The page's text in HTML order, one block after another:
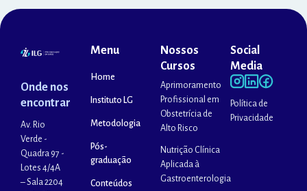
Onde nos
encontrar
Av. Rio
Verde -
Quadra 97 -
Lotes 4/4A
– Sala 2204
Menu
Home
Instituto LG
Metodologia
Pós-
graduação
Conteúdos
Nossos
Cursos
Aprimoramento
Profissional em
Obstetrícia de
Alto Risco
Nutrição Clínica
Aplicada à
Gastroenterologia
Social
Media
Política de
Privacidade